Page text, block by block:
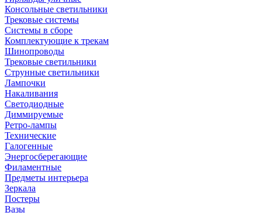
Консольные светильники
Трековые системы
Системы в сборе
Комплектующие к трекам
Шинопроводы
Трековые светильники
Струнные светильники
Лампочки
Накаливания
Светодиодные
Диммируемые
Ретро-лампы
Технические
Галогенные
Энергосберегающие
Филаментные
Предметы интерьера
Зеркала
Постеры
Вазы